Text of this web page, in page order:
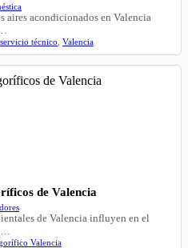
aires acondicionados en Valencia
servicio técnico Valencia
de Valencia
de Valencia influyen en el
Valencia